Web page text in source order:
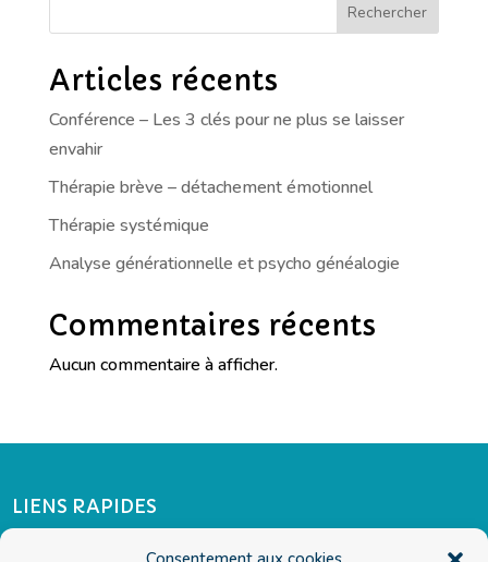
Rechercher
Articles récents
Conférence – Les 3 clés pour ne plus se laisser
envahir
Thérapie brève – détachement émotionnel
Thérapie systémique
Analyse générationnelle et psycho généalogie
Commentaires récents
Aucun commentaire à afficher.
LIENS RAPIDES